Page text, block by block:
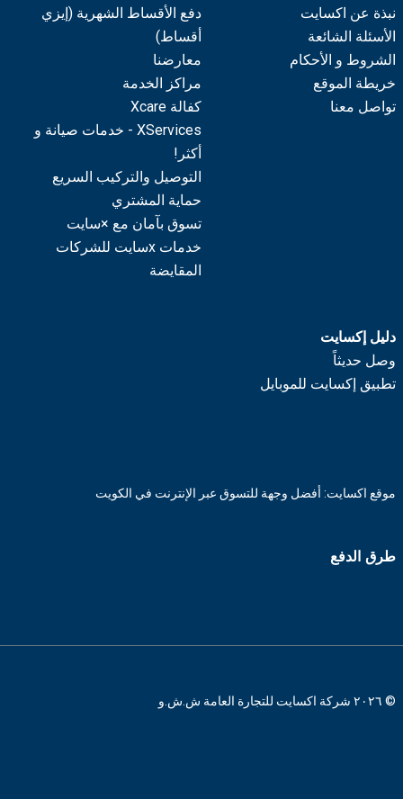
نبذة عن اكسايت
الأسئلة الشائعة
الشروط و الأحكام
خريطة الموقع
تواصل معنا
دفع الأقساط الشهرية (إيزي
أقساط)
معارضنا
مراكز الخدمة
كفالة Xcare
XServices - خدمات صيانة و
أكثر!
التوصيل والتركيب السريع
حماية المشتري
تسوق بآمان مع ×سايت
خدمات xسايت للشركات
المقايضة
دليل إكسايت
وصل حديثاً
تطبيق إكسايت للموبايل
موقع اكسايت: أفضل وجهة للتسوق عبر الإنترنت في الكويت
طرق الدفع
© ٢٠٢٦ شركة اكسايت للتجارة العامة ش.ش.و